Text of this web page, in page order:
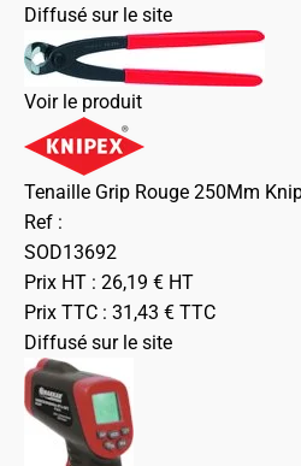
Diffusé sur le site
Voir le produit
Tenaille Grip Rouge 250Mm
Ref :
SOD13692
Prix HT : 26,19 € HT
Prix TTC : 31,43 € TTC
Diffusé sur le site